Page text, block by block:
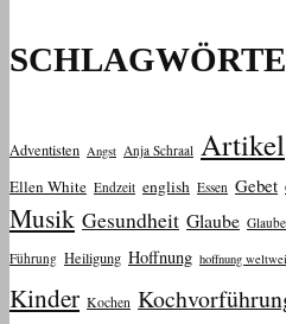
Adventisten Angst Anja Schraal Artikel
Ellen White Endzeit english Essen Gebet
Musik Gesundheit Glaube
Führung Heiligung Hoffnung hoffnung
Kinder Kochen